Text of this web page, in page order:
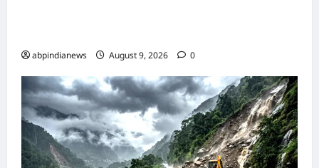
abpindianews August 9, 2026 0